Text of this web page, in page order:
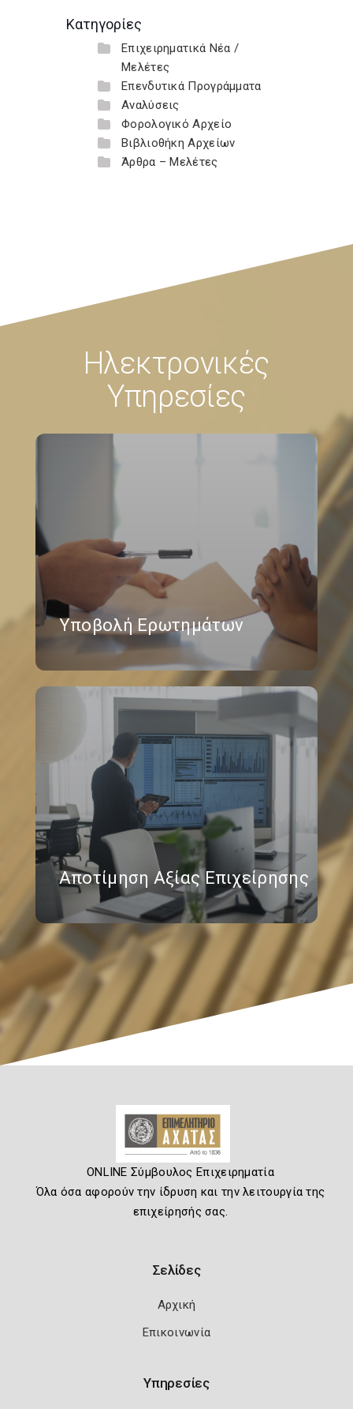
Κατηγορίες
Επιχειρηματικά Νέα /
Μελέτες
Επενδυτικά Προγράμματα
Αναλύσεις
Φορολογικό Αρχείο
Βιβλιοθήκη Αρχείων
Άρθρα – Μελέτες
Ηλεκτρονικές
Υπηρεσίες
Υποβολή Ερωτημάτων
Αποτίμηση Αξίας Επιχείρησης
ONLINE Σύμβουλος Επιχειρηματία
Όλα όσα αφορούν την ίδρυση και την λειτουργία της
επιχείρησής σας.
Σελίδες
Αρχική
Επικοινωνία
Υπηρεσίες